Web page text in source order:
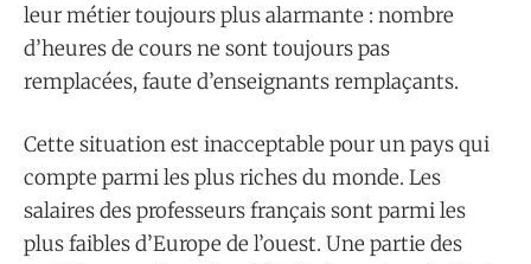
leur métier toujours plus alarmante : nombre
d’heures de cours ne sont toujours pas
remplacées, faute d’enseignants remplaçants.
Cette situation est inacceptable pour un pays qui
compte parmi les plus riches du monde. Les
salaires des professeurs français sont parmi les
plus faibles d’Europe de l’ouest. Une partie des